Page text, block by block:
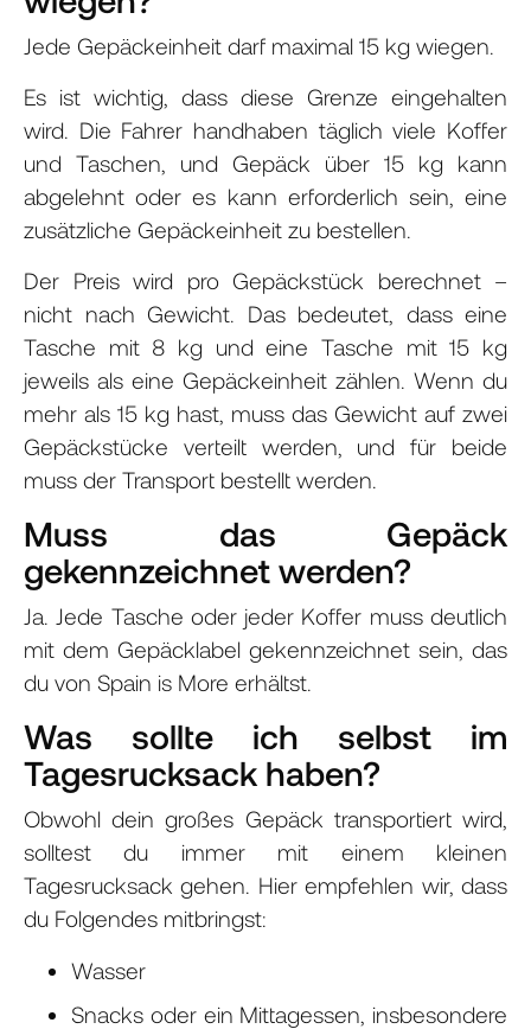
Jede Gepäckeinheit darf maximal 15 kg wiegen.
Es ist wichtig, dass diese Grenze eingehalten
wird. Die Fahrer handhaben täglich viele Koffer
und Taschen, und Gepäck über 15 kg kann
abgelehnt oder es kann erforderlich sein, eine
zusätzliche Gepäckeinheit zu bestellen.
Der Preis wird pro Gepäckstück berechnet –
nicht nach Gewicht. Das bedeutet, dass eine
Tasche mit 8 kg und eine Tasche mit 15 kg
jeweils als eine Gepäckeinheit zählen. Wenn du
mehr als 15 kg hast, muss das Gewicht auf zwei
Gepäckstücke verteilt werden, und für beide
muss der Transport bestellt werden.
Muss das Gepäck
gekennzeichnet werden?
Ja. Jede Tasche oder jeder Koffer muss deutlich
mit dem Gepäcklabel gekennzeichnet sein, das
du von Spain is More erhältst.
Was sollte ich selbst im
Tagesrucksack haben?
Obwohl dein großes Gepäck transportiert wird,
solltest du immer mit einem kleinen
Tagesrucksack gehen. Hier empfehlen wir, dass
du Folgendes mitbringst:
Wasser
Snacks oder ein Mittagessen, insbesondere